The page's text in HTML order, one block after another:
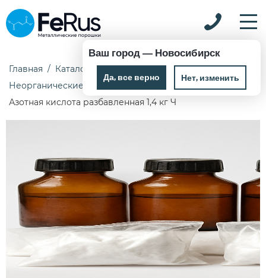
Ваш город — Новосибирск
Да, все верно Нет, изменить
Главная Каталог
Химические реактивы
Неорганические реактивы
Азотная кислота разбавленная 1,4 кг Ч